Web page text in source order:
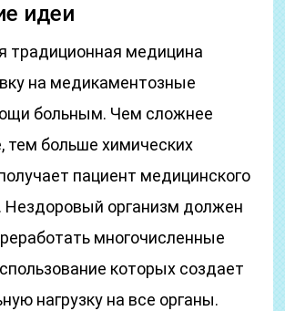
идеи
традиционная медицина
на медикаментозные
больным. Чем сложнее
тем больше химических
пациент медицинского
Нездоровый организм должен
многочисленные
которых создает
нагрузку на все органы.